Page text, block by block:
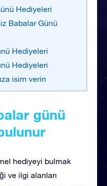
Hediyeleri
Babalar Günü
Hediyeleri
Hediyeleri
isim verin
günü
hediyeyi bulmak
ve ilgi alanları